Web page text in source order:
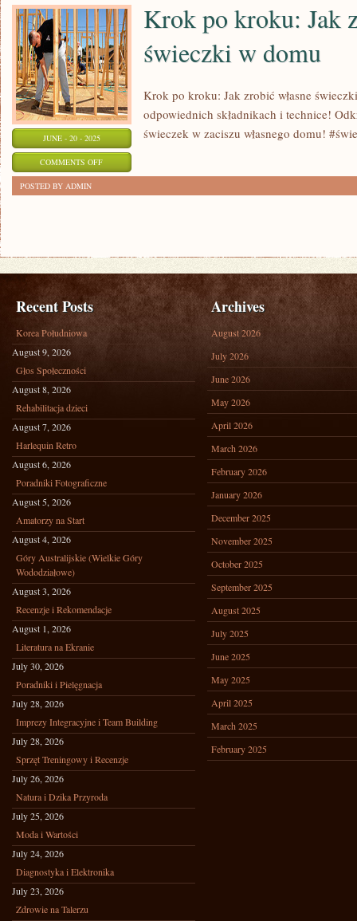
JUNE - 20 - 2025
COMMENTS OFFON
ZROBIĆ
WŁASNE
ŚWIECZKI
W
Krok po kroku: Jak
świeczki w domu
Krok po kroku: Jak zrobić własne
odpowiednich składnikach i technice!
świeczek w zaciszu własnego domu!
POSTED BY ADMIN
Recent Posts
Korea Południowa
August 9, 2026
Głos Społeczności
August 8, 2026
Rehabilitacja dzieci
August 7, 2026
Harlequin Retro
August 6, 2026
Poradniki Fotograficzne
August 5, 2026
Amatorzy na Start
August 4, 2026
Góry Australijskie (Wielkie Góry
Wododziałowe)
August 3, 2026
Recenzje i Rekomendacje
August 1, 2026
Literatura na Ekranie
July 30, 2026
Poradniki i Pielęgnacja
July 28, 2026
Imprezy Integracyjne i Team Building
July 28, 2026
Sprzęt Treningowy i Recenzje
July 26, 2026
Natura i Dzika Przyroda
July 25, 2026
Moda i Wartości
July 24, 2026
Diagnostyka i Elektronika
July 23, 2026
Zdrowie na Talerzu
Archives
August 2026
July 2026
June 2026
May 2026
April 2026
March 2026
February 2026
January 2026
December 2025
November 2025
October 2025
September 2025
August 2025
July 2025
June 2025
May 2025
April 2025
March 2025
February 2025